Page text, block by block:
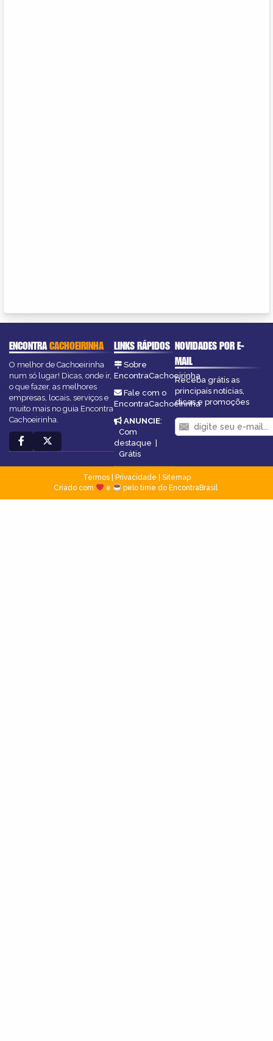
ENCONTRACACHOEIRINHA
O melhor de Cachoeirinha
num só lugar! Dicas, onde ir,
o que fazer, as melhores
empresas, locais, serviços e
muito mais no guia Encontra
Cachoeirinha.
LINKS RÁPIDOS
Sobre
EncontraCachoeirinha
Fale com o
EncontraCachoeirinha
ANUNCIE:
Com
destaque
Grátis
NOVIDADES POR E-
MAIL
Receba grátis as
principais notícias,
dicas e promoções
Termos| Privacidade
Sitemap
Criado com
e pelo time do EncontraBrasil